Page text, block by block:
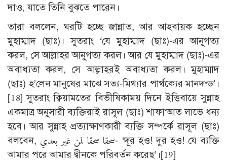
দাও, যাতে তিনি বুঝতে পারেন।
তারা বললেন, ঘরটি হচ্ছে জান্নাত, আর আহবায়ক হচ্ছেন
মুহাম্মাদ (ছাঃ)। সুতরাং ‘যে মুহাম্মাদ (ছাঃ)-এর আনুগত্য
করল, সে আল্লাহর আনুগত্য করল। আর যে মুহাম্মাদ (ছাঃ)-এর
অবাধ্যতা করল, সে আল্লাহরই অবাধ্যতা করল। মুহাম্মাদ
(ছাঃ) হ’লেন মানুষের মাঝে সত্য-মিথ্যার পার্থক্যের মানদন্ড’।
[18] সুতরাং ক্বিয়ামতের বিভীষিকাময় দিনে ইত্তিবায়ে সুন্নাহ
একমাত্র অনুসারী ব্যক্তিরাই রাসূল (ছাঃ) শাফা‘আত লাভে ধন্য
হবে। আর সুন্নাহ প্রত্যাক্ষাণকারী ব্যক্তি সম্পর্কে রাসূল (ছাঃ)
বলবেন, سحقا سحقا لمن غير بعدي- ‘দূর হও! দুর হও! যে ব্যক্তি
আমার পরে আমার দ্বীনকে পরিবর্তন করেছ’।[19]